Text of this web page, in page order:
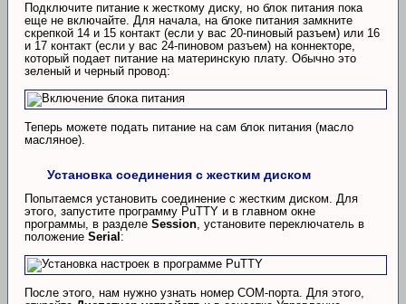
Подключите питание к жесткому диску, но блок питания пока
еще не включайте. Для начала, на блоке питания замкните
скрепкой 14 и 15 контакт (если у вас 20-пиновый разъем) или 16
и 17 контакт (если у вас 24-пиновом разъем) на коннекторе,
который подает питание на материнскую плату. Обычно это
зеленый и черный провод:
Теперь можете подать питание на сам блок питания (масло
масляное).
Установка соединения с жестким диском
Попытаемся установить соединение с жестким диском. Для
этого, запустите программу PuTTY и в главном окне
программы, в разделе Session, установите переключатель в
положение Serial :
После этого, нам нужно узнать номер COM-порта. Для этого,